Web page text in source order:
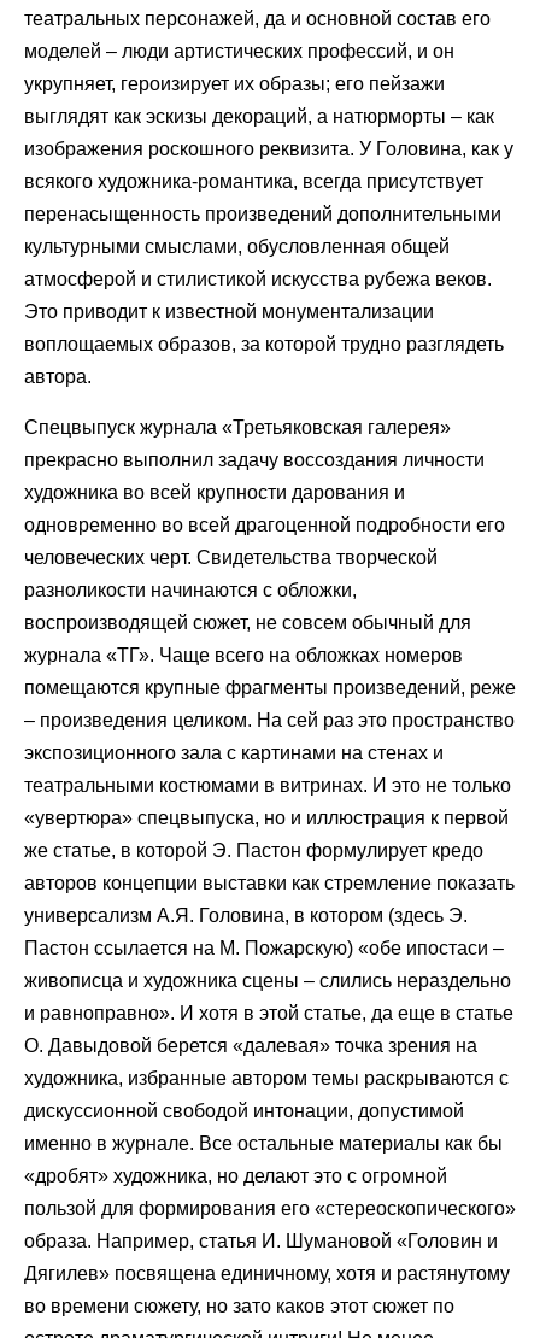
театральных персонажей, да и основной состав его
моделей – люди артистических профессий, и он
укрупняет, героизирует их образы; его пейзажи
выглядят как эскизы декораций, а натюрморты – как
изображения роскошного реквизита. У Головина, как у
всякого художника-романтика, всегда присутствует
перенасыщенность произведений дополнительными
культурными смыслами, обусловленная общей
атмосферой и стилистикой искусства рубежа веков.
Это приводит к известной монументализации
воплощаемых образов, за которой трудно разглядеть
автора.
Спецвыпуск журнала «Третьяковская галерея»
прекрасно выполнил задачу воссоздания личности
художника во всей крупности дарования и
одновременно во всей драгоценной подробности его
человеческих черт. Свидетельства творческой
разноликости начинаются с обложки,
воспроизводящей сюжет, не совсем обычный для
журнала «ТГ». Чаще всего на обложках номеров
помещаются крупные фрагменты произведений, реже
– произведения целиком. На сей раз это пространство
экспозиционного зала с картинами на стенах и
театральными костюмами в витринах. И это не только
«увертюра» спецвыпуска, но и иллюстрация к первой
же статье, в которой Э. Пастон формулирует кредо
авторов концепции выставки как стремление показать
универсализм А.Я. Головина, в котором (здесь Э.
Пастон ссылается на М. Пожарскую) «обе ипостаси –
живописца и художника сцены – слились нераздельно
и равноправно». И хотя в этой статье, да еще в статье
О. Давыдовой берется «далевая» точка зрения на
художника, избранные автором темы раскрываются с
дискуссионной свободой интонации, допустимой
именно в журнале. Все остальные материалы как бы
«дробят» художника, но делают это с огромной
пользой для формирования его «стереоскопического»
образа. Например, статья И. Шумановой «Головин и
Дягилев» посвящена единичному, хотя и растянутому
во времени сюжету, но зато каков этот сюжет по